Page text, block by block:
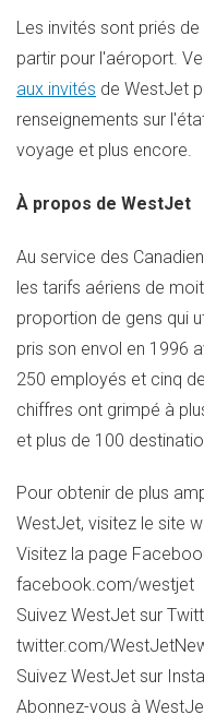
Les invités sont priés de
partir pour l'aéroport.
aux invités de WestJet
renseignements sur
voyage et plus encore.
À propos de WestJet
Au service des
les tarifs aériens de
proportion de gens qui
pris son envol en 1996
250 employés et cinq
chiffres ont grimpé à
et plus de 100
Pour obtenir de plus
WestJet, visitez le site
Visitez la page
facebook.com/westjet
Suivez WestJet sur
twitter.com/
Suivez WestJet sur
Abonnez-vous à